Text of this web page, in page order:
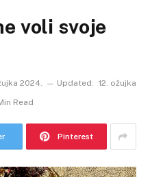
voli svoje
2024. Updated: 12. ožujka
Read
Pinterest